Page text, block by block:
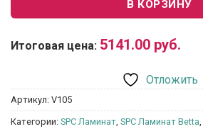
В КОРЗИНУ
Итоговая цена: 5141.00 руб.
Отложить
Артикул: V105
Категории: SPC Ламинат SPC Ламинат Betta